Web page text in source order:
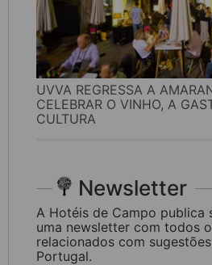
UVVA REGRESSA A
CELEBRAR O VINHO, A
CULTURA
Newsletter
A Hotéis de Campo publica
uma newsletter com todos
relacionados com
Portugal.